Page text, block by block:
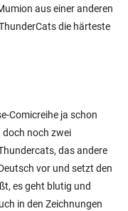
aus einer anderen
die härteste
Comicreihe ja schon
doch noch zwei
das andere
vor und setzt den
es geht blutig und
in den Zeichnungen